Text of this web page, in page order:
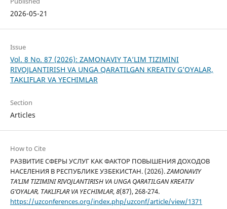
2026-05-21
Issue
Vol. 8 No. 87 (2026): ZAMONAVIY TA’LIM TIZIMINI
RIVOJLANTIRISH VA UNGA QARATILGAN KREATIV G’OYALAR,
TAKLIFLAR VA YECHIMLAR
Section
Articles
How to Cite
РАЗВИТИЕ СФЕРЫ УСЛУГ КАК ФАКТОР ПОВЫШЕНИЯ ДОХОДОВ
НАСЕЛЕНИЯ В РЕСПУБЛИКЕ УЗБЕКИСТАН. (2026).ZAMONAVIY
TA’LIM TIZIMINI RIVOJLANTIRISH VA UNGA QARATILGAN KREATIV
G’OYALAR, TAKLIFLAR VA YECHIMLAR,8(87), 268-274.
https://uzconferences.org/index.php/uzconf/article/view/1371